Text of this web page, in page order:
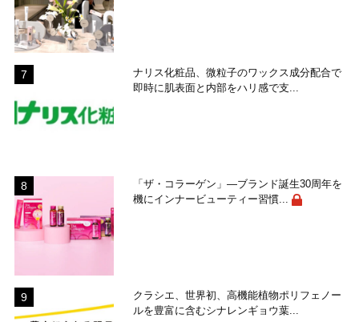
ナリス化粧品、微粒子のワックス成分配合で
即時に肌表面と内部をハリ感で支...
「ザ・コラーゲン」―ブランド誕生30周年を
機にインナービューティー習慣...
クラシエ、世界初、高機能植物ポリフェノー
ルを豊富に含むシナレンギョウ葉...